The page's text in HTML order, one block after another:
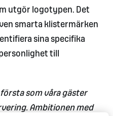
utgör logotypen. Det
smarta klistermärken
sina specifika
till
som våra gäster
Ambitionen med